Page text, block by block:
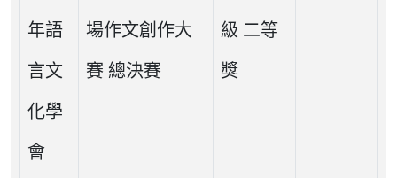
年語
言文
化學
會
場作文創作大
賽 總決賽
級 二等
獎